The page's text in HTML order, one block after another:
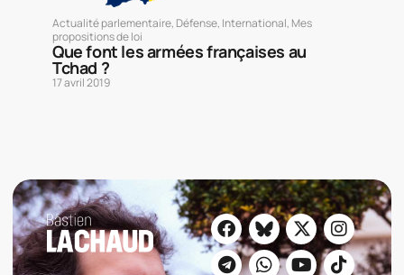
Actualité parlementaire, Défense, International, Mes
propositions de loi
Que font les armées françaises au
Tchad ?
17 avril 2019